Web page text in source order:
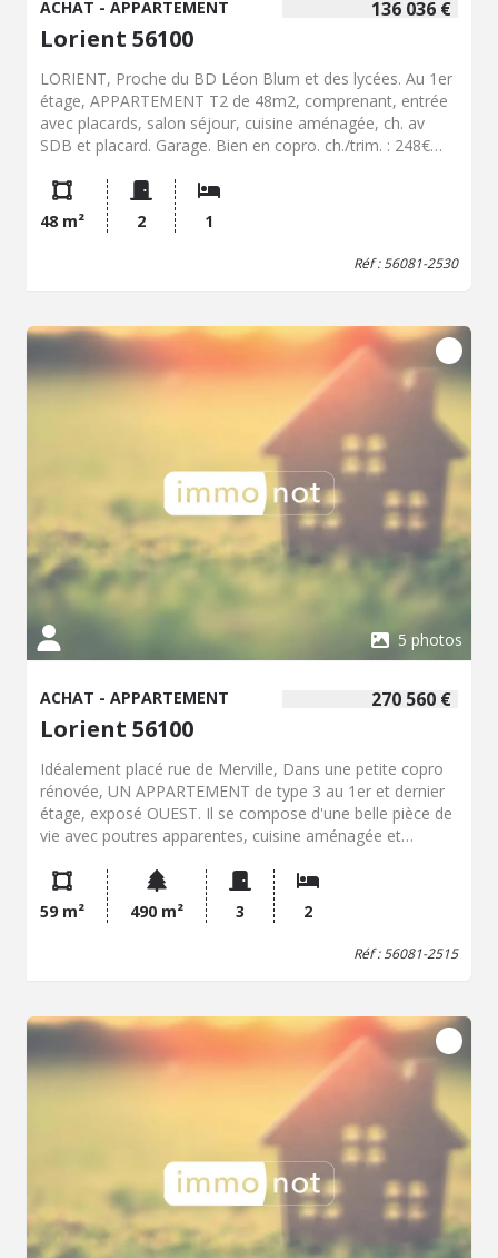
136 036 €
ACHAT - APPARTEMENT
Lorient 56100
LORIENT, Proche du BD Léon Blum et des lycées. Au 1er
étage, APPARTEMENT T2 de 48m2, comprenant, entrée
avec placards, salon séjour, cuisine aménagée, ch. av
SDB et placard. Garage. Bien en copro. ch./trim. : 248€
48 m² 2 1
Réf : 56081-2530
5 photos
270 560 €
ACHAT - APPARTEMENT
Lorient 56100
Idéalement placé rue de Merville, Dans une petite copro
rénovée, UN APPARTEMENT de type 3 au 1er et dernier
étage, exposé OUEST. Il se compose d'une belle pièce de
vie avec poutres apparentes, cuisine aménagée et
réfrigérateur, M-O), 2 ch., SDB, WC. Box en sous sol. Bien
en copro (11 lots principaux). Atouts : Qualité des
matériaux de rénovation Emplacement (Quartier) Petite
59 m² 490 m² 3 2
Réf : 56081-2515